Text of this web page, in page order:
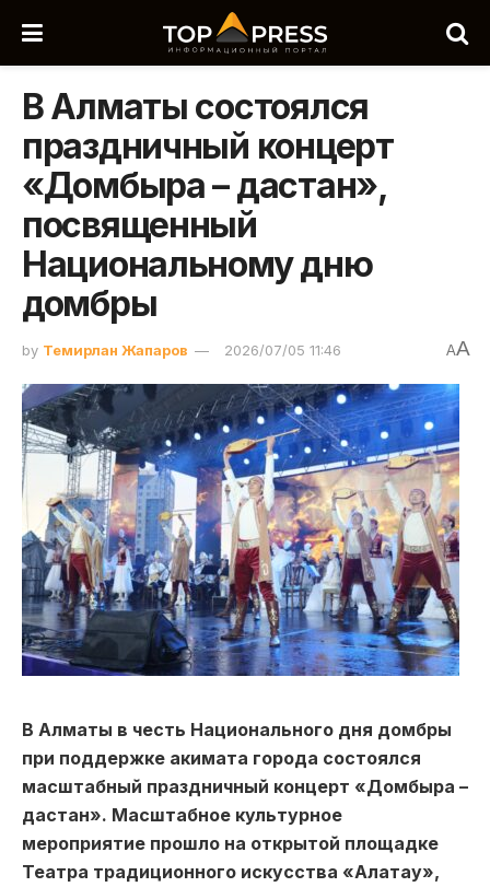
В Алматы состоялся
праздничный концерт
«Домбыра – дастан»,
посвященный
Национальному дню
домбры
by Темирлан Жапаров 2026/07/05 11:46 AA
В Алматы в честь Национального дня домбры
при поддержке акимата города состоялся
масштабный праздничный концерт «Домбыра –
дастан». Масштабное культурное
мероприятие прошло на открытой площадке
Театра традиционного искусства «Алатау»,